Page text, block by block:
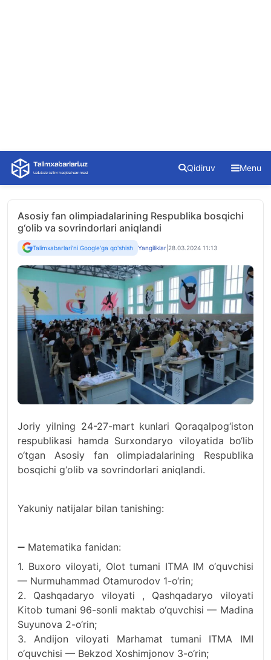
Skip
content
Qidiruv Menu
Asosiy fan olimpiadalarining Respublika bosqichi
g‘olib va sovrindorlari aniqlandi
Talimxabarlari'ni Google'ga qo'shish Yangiliklar 28.03.2024 11:13
Joriy yilning 24-27-mart kunlari Qoraqalpog‘iston
respublikasi hamda Surxondaryo viloyatida bo‘lib
o‘tgan Asosiy fan olimpiadalarining Respublika
bosqichi g‘olib va sovrindorlari aniqlandi.
Yakuniy natijalar bilan tanishing:
➖ Matematika fanidan:
1. Buxoro viloyati, Olot tumani ITMA IM o‘quvchisi
— Nurmuhammad Otamurodov 1-o‘rin;
2. Qashqadaryo viloyati , Qashqadaryo viloyati
Kitob tumani 96-sonli maktab o‘quvchisi — Madina
Suyunova 2-o‘rin;
3. Andijon viloyati Marhamat tumani ITMA IMI
o‘quvchisi — Bekzod Xoshimjonov 3-o‘rin;